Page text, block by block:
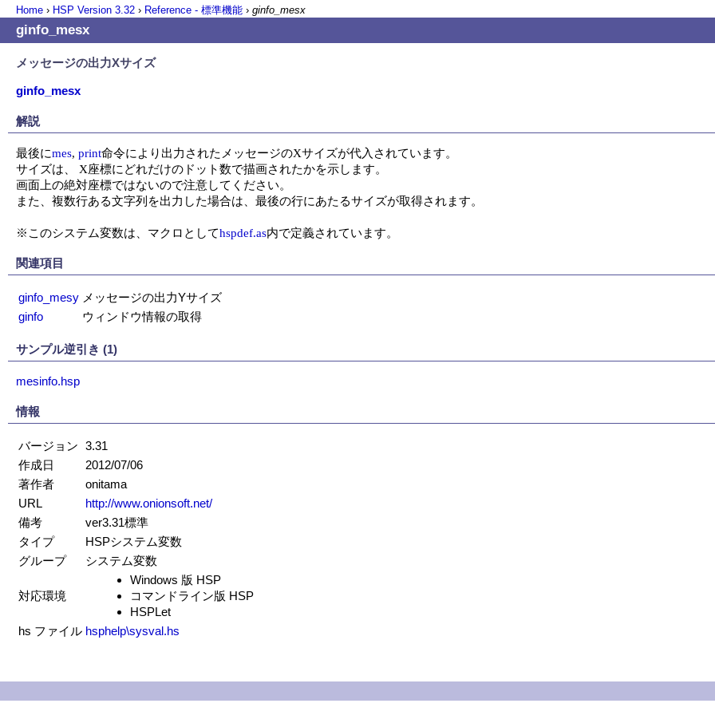
Home › HSP Version 3.32 › Reference - 標準機能 › ginfo_mesx
ginfo_mesx
メッセージの出力Xサイズ
ginfo_mesx
解説
最後にmes, print命令により出力されたメッセージのXサイズが代入されています。
サイズは、 X座標にどれだけのドット数で描画されたかを示します。
画面上の絶対座標ではないので注意してください。
また、複数行ある文字列を出力した場合は、最後の行にあたるサイズが取得されます。
※このシステム変数は、マクロとしてhspdef.as内で定義されています。
関連項目
ginfo_mesy メッセージの出力Yサイズ
ginfo
ウィンドウ情報の取得
サンプル逆引き (1)
mesinfo.hsp
情報
バージョン 3.31
作成日
2012/07/06
著作者
onitama
URL
http://www.onionsoft.net/
備考
ver3.31標準
タイプ
HSPシステム変数
グループ
システム変数
対応環境
Windows 版 HSP
コマンドライン版 HSP
HSPLet
hs ファイル hsphelp\sysval.hs